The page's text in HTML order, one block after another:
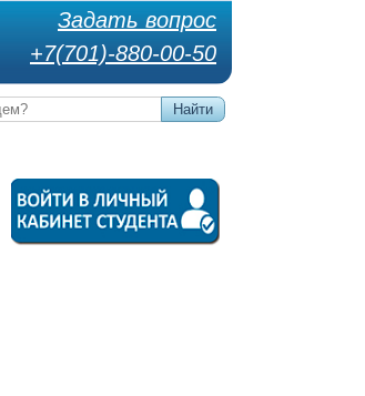
Задать вопрос
+7(701)-880-00-50